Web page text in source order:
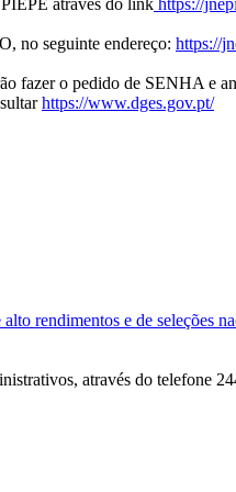
no seguinte endereço: https://
fazer o pedido de SENHA e
https://www.dges.gov.pt/
rendimentos e de seleções
através do telefone